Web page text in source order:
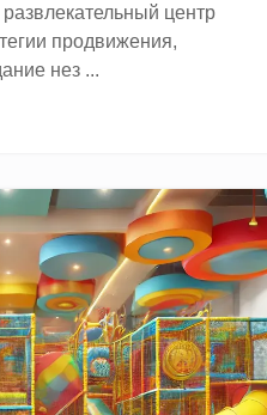
центр
продвижения,
нез ...